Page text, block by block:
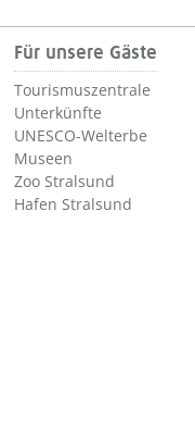
Für unsere Gäste
Tourismuszentrale
Unterkünfte
UNESCO-Welterbe
Museen
Zoo Stralsund
Hafen Stralsund